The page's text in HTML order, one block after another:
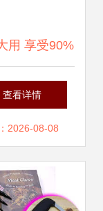
用 享受90%
都在模仿的
居生活方
式！
查看详情
2026-08-08